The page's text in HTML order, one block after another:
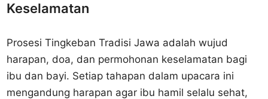
Keselamatan
Prosesi Tingkeban Tradisi Jawa adalah wujud
harapan, doa, dan permohonan keselamatan bagi
ibu dan bayi. Setiap tahapan dalam upacara ini
mengandung harapan agar ibu hamil selalu sehat,